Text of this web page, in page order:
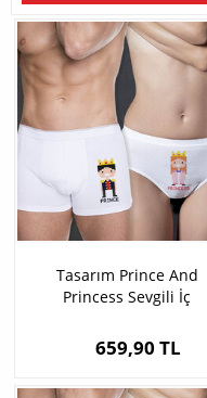
Tasarım Prince And
Princess Sevgili İç
659,90 TL